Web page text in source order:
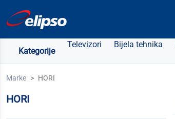
Kategorije
Televizori Bijela tehnika
Marke HORI
HORI